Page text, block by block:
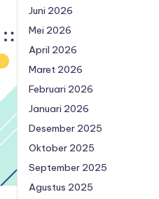
Juni 2026
Mei 2026
April 2026
Maret 2026
Februari 2026
Januari 2026
Desember 2025
Oktober 2025
September 2025
Agustus 2025